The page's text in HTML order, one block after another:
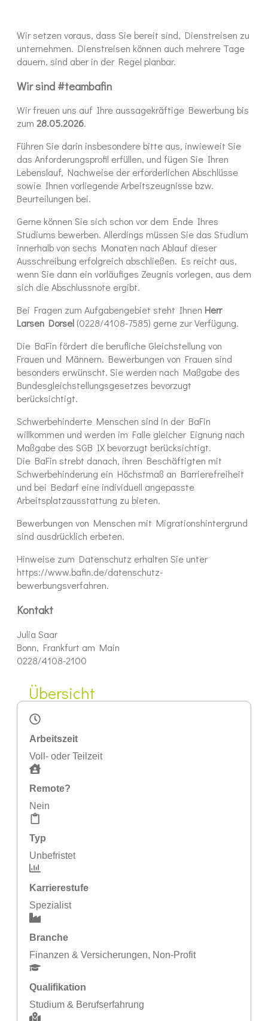
Wir setzen voraus, dass Sie bereit sind, Dienstreisen zu
unternehmen. Dienstreisen können auch mehrere Tage
dauern, sind aber in der Regel planbar.
Wir sind #teambafin
Wir freuen uns auf Ihre aussagekräftige Bewerbung bis
zum 28.05.2026.
Führen Sie darin insbesondere bitte aus, inwieweit Sie
das Anforderungsprofil erfüllen, und fügen Sie Ihren
Lebenslauf, Nachweise der erforderlichen Abschlüsse
sowie Ihnen vorliegende Arbeitszeugnisse bzw.
Beurteilungen bei.
Gerne können Sie sich schon vor dem Ende Ihres
Studiums bewerben. Allerdings müssen Sie das Studium
innerhalb von sechs Monaten nach Ablauf dieser
Ausschreibung erfolgreich abschließen. Es reicht aus,
wenn Sie dann ein vorläufiges Zeugnis vorlegen, aus dem
sich die Abschlussnote ergibt.
Bei Fragen zum Aufgabengebiet steht Ihnen Herr
Larsen Dorsel (0228/4108-7585) gerne zur Verfügung.
Die BaFin fördert die berufliche Gleichstellung von
Frauen und Männern. Bewerbungen von Frauen sind
besonders erwünscht. Sie werden nach Maßgabe des
Bundesgleichstellungsgesetzes bevorzugt
berücksichtigt.
Schwerbehinderte Menschen sind in der BaFin
willkommen und werden im Falle gleicher Eignung nach
Maßgabe des SGB IX bevorzugt berücksichtigt.
Die BaFin strebt danach, ihren Beschäftigten mit
Schwerbehinderung ein Höchstmaß an Barrierefreiheit
und bei Bedarf eine individuell angepasste
Arbeitsplatzausstattung zu bieten.
Bewerbungen von Menschen mit Migrationshintergrund
sind ausdrücklich erbeten.
Hinweise zum Datenschutz erhalten Sie unter
https://www.bafin.de/datenschutz-
bewerbungsverfahren.
Kontakt
Julia Saar
Bonn, Frankfurt am Main
0228/4108-2100
Übersicht
Arbeitszeit
Voll- oder Teilzeit
Remote?
Nein
Typ
Unbefristet
Karrierestufe
Spezialist
Branche
Finanzen & Versicherungen, Non-Profit
Qualifikation
Studium & Berufserfahrung